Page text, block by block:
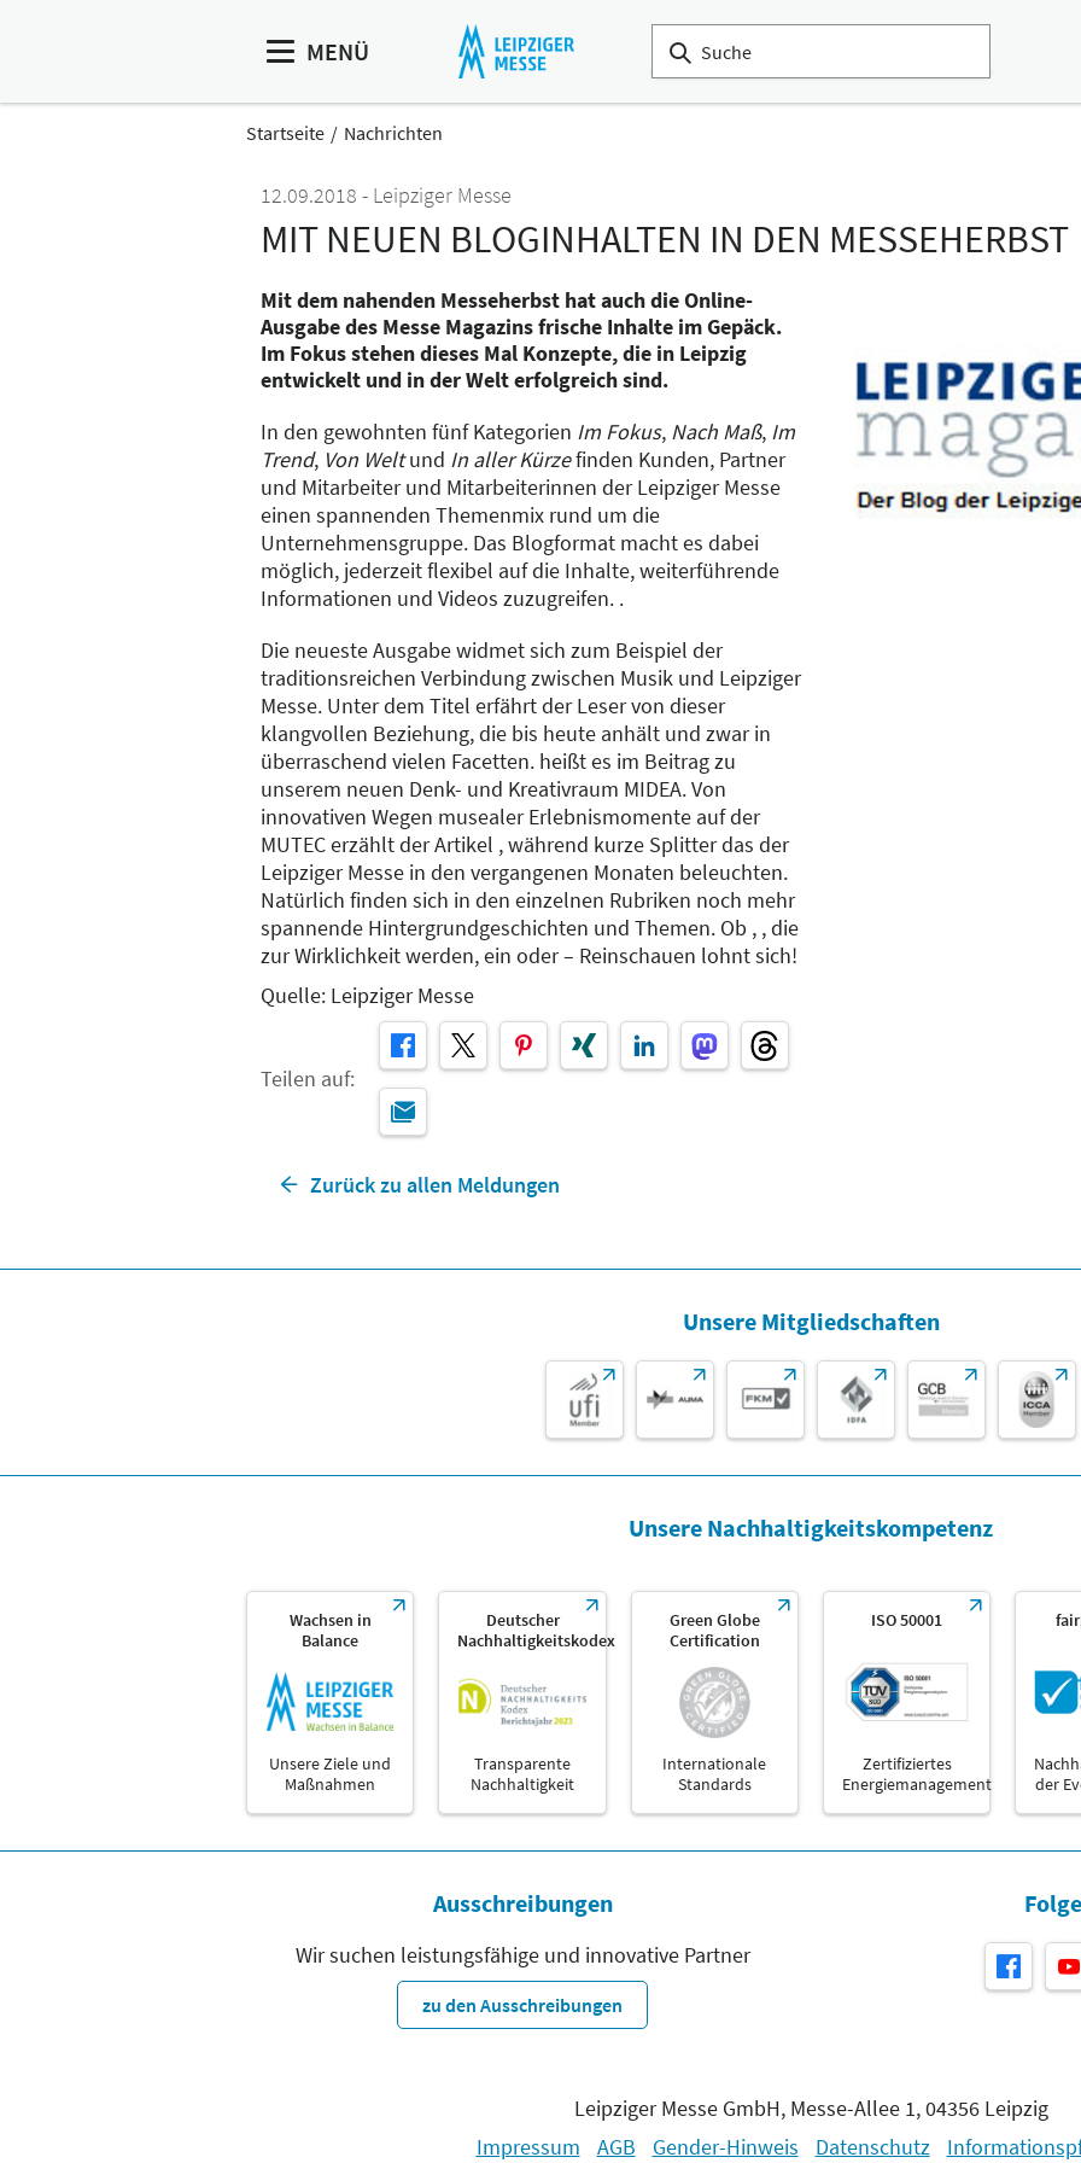
MENÜ
Startseite Nachrichten
12.09.2018
Leipziger Messe
MIT NEUEN BLOGINHALTEN IN DEN MESSEHERBST
Mit dem nahenden Messeherbst hat auch die Online-
Ausgabe des Messe Magazins frische Inhalte im Gepäck.
Im Fokus stehen dieses Mal Konzepte, die in Leipzig
entwickelt und in der Welt erfolgreich sind.
In den gewohnten fünf Kategorien Im Fokus, Nach Maß, Im
Trend, Von Weltund In aller Kürzefinden Kunden, Partner
und Mitarbeiter und Mitarbeiterinnen der Leipziger Messe
einen spannenden Themenmix rund um die
Unternehmensgruppe. Das Blogformat macht es dabei
möglich, jederzeit flexibel auf die Inhalte, weiterführende
Informationen und Videos zuzugreifen. .
Die neueste Ausgabe widmet sich zum Beispiel der
traditionsreichen Verbindung zwischen Musik und Leipziger
Messe. Unter dem Titel erfährt der Leser von dieser
klangvollen Beziehung, die bis heute anhält und zwar in
überraschend vielen Facetten. heißt es im Beitrag zu
unserem neuen Denk- und Kreativraum MIDEA. Von
innovativen Wegen musealer Erlebnismomente auf der
MUTEC erzählt der Artikel , während kurze Splitter das der
Leipziger Messe in den vergangenen Monaten beleuchten.
Natürlich finden sich in den einzelnen Rubriken noch mehr
spannende Hintergrundgeschichten und Themen. Ob , , die
zur Wirklichkeit werden, ein oder – Reinschauen lohnt sich!
Quelle: Leipziger Messe
Teilen auf:
Zurück zu allen Meldungen
Unsere Mitgliedschaften
Unsere Nachhaltigkeitskompetenz
Wachsen in
Balance
Unsere Ziele und
Maßnahmen
Deutscher
Nachhaltigkeitskodex
Transparente
Nachhaltigkeit
Green Globe
Certification
Internationale
Standards
ISO 50001
Zertifiziertes
Energiemanagement
der
Ausschreibungen
Wir suchen leistungsfähige und innovative Partner
zu den Ausschreibungen
Leipziger Messe GmbH, Messe-Allee 1, 04356 Leipzig
Impressum
AGB Gender-Hinweis Datenschutz